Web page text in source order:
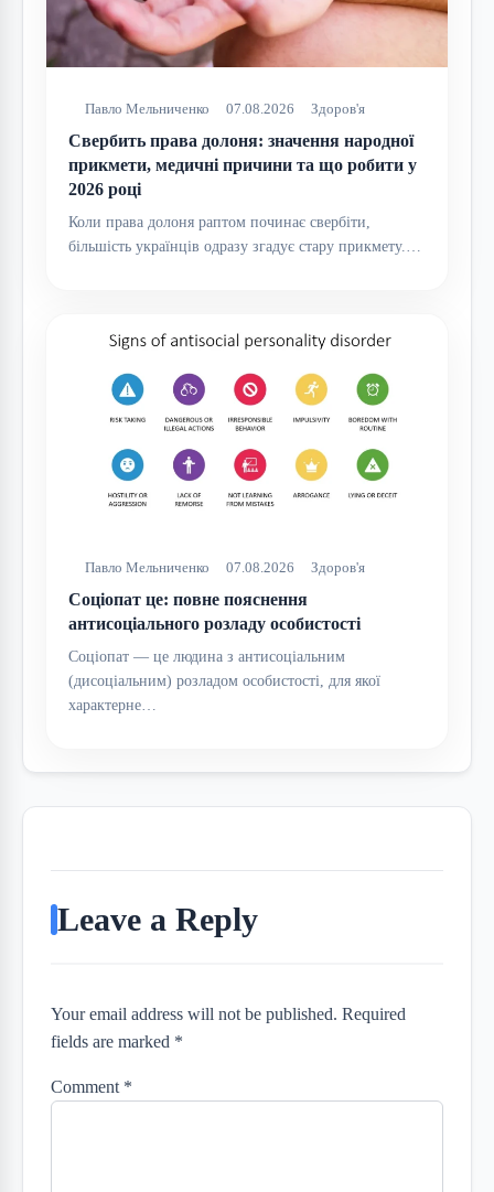
Павло Мельниченко 07.08.2026 Здоров'я
Свербить права долоня: значення народної
прикмети, медичні причини та що робити у
2026 році
Коли права долоня раптом починає свербіти,
більшість українців одразу згадує стару прикмету.…
Павло Мельниченко 07.08.2026 Здоров'я
Соціопат це: повне пояснення
антисоціального розладу особистості
Соціопат — це людина з антисоціальним
(дисоціальним) розладом особистості, для якої
характерне…
Leave a Reply
Your email address will not be published. Required
fields are marked *
Comment *